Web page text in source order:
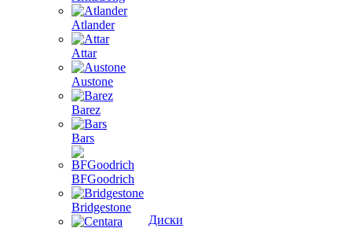
Atlander
Attar
Austone
Barez
Bars
BFGoodrich
Bridgestone
Диски